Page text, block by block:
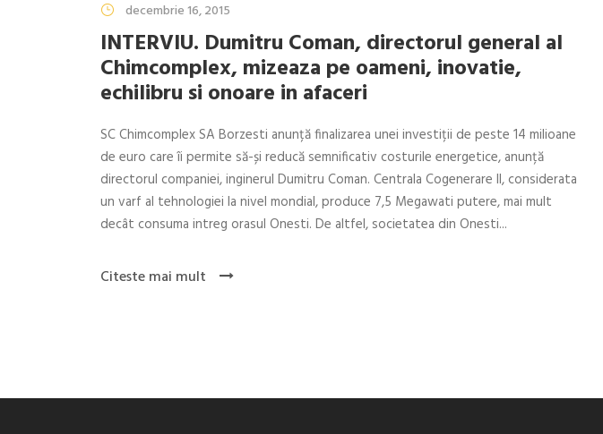
decembrie 16, 2015
INTERVIU. Dumitru Coman, directorul general al
Chimcomplex, mizeaza pe oameni, inovatie,
echilibru si onoare in afaceri
SC Chimcomplex SA Borzesti anunță finalizarea unei investiții de peste 14 milioane
de euro care îi permite să-și reducă semnificativ costurile energetice, anunță
directorul companiei, inginerul Dumitru Coman. Centrala Cogenerare II, considerata
un varf al tehnologiei la nivel mondial, produce 7,5 Megawati putere, mai mult
decât consuma intreg orasul Onesti. De altfel, societatea din Onesti...
Citeste mai mult